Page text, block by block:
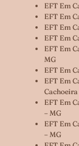
EFT Em
EFT Em
EFT Em
EFT Em
EFT Em
MG
EFT Em
EFT Em
Cachoeira
EFT Em
– MG
EFT Em
– MG